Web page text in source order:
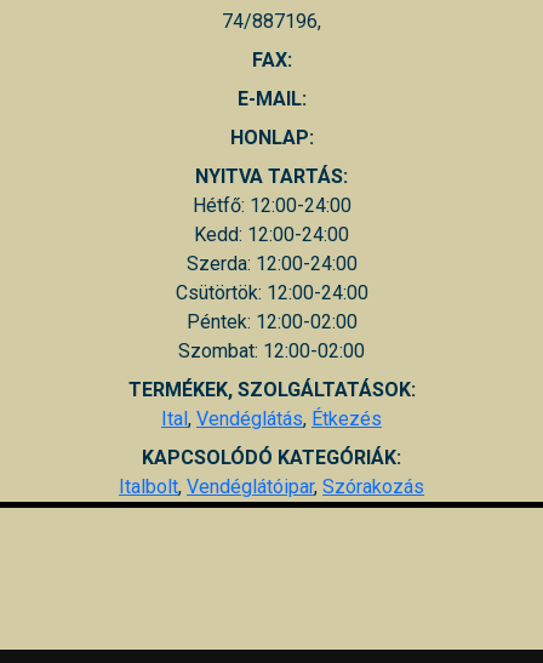
74/887196,
FAX:
E-MAIL:
HONLAP:
NYITVA TARTÁS:
Hétfő: 12:00-24:00
Kedd: 12:00-24:00
Szerda: 12:00-24:00
Csütörtök: 12:00-24:00
Péntek: 12:00-02:00
Szombat: 12:00-02:00
TERMÉKEK, SZOLGÁLTATÁSOK:
Ital, Vendéglátás, Étkezés
KAPCSOLÓDÓ KATEGÓRIÁK:
Italbolt, Vendéglátóipar, Szórakozás